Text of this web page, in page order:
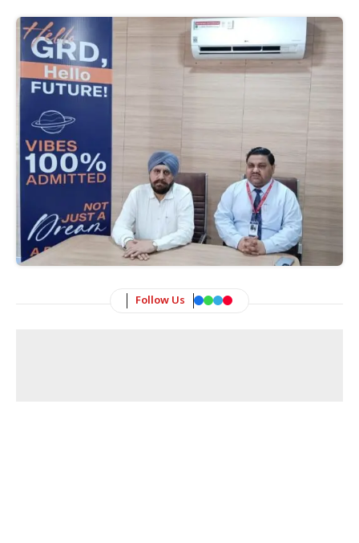
Follow Us